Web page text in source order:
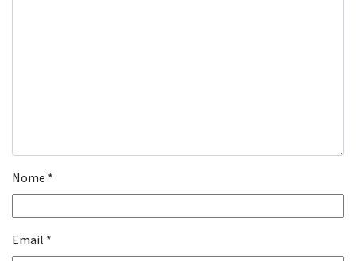
Nome *
Email *